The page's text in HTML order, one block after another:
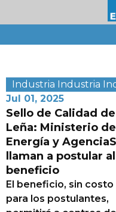
Industria Industria
Jul 01, 2025
Sello de Calidad de
Leña: Ministerio de
Energía y
llaman a postular al
beneficio
El beneficio, sin costo
para los postulantes,